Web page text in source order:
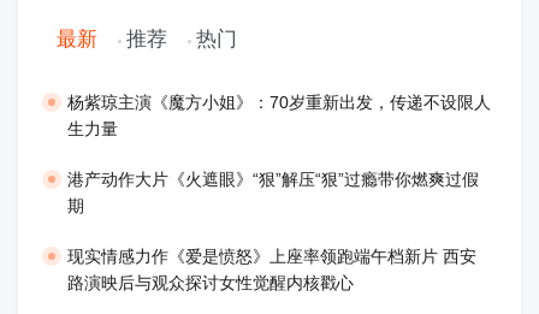
最新 推荐 热门
​杨紫琼主演《魔方小姐》：70岁重新出发，传递不设限人
生力量
港产动作大片《火遮眼》“狠”解压“狠”过瘾带你燃爽过假
期
现实情感力作《爱是愤怒》上座率领跑端午档新片 西安
路演映后与观众探讨女性觉醒内核戳心